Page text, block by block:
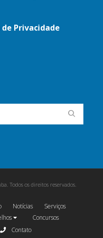
Privacidade
Todos os direitos reservados.
Notícias
Serviços
Concursos
Contato